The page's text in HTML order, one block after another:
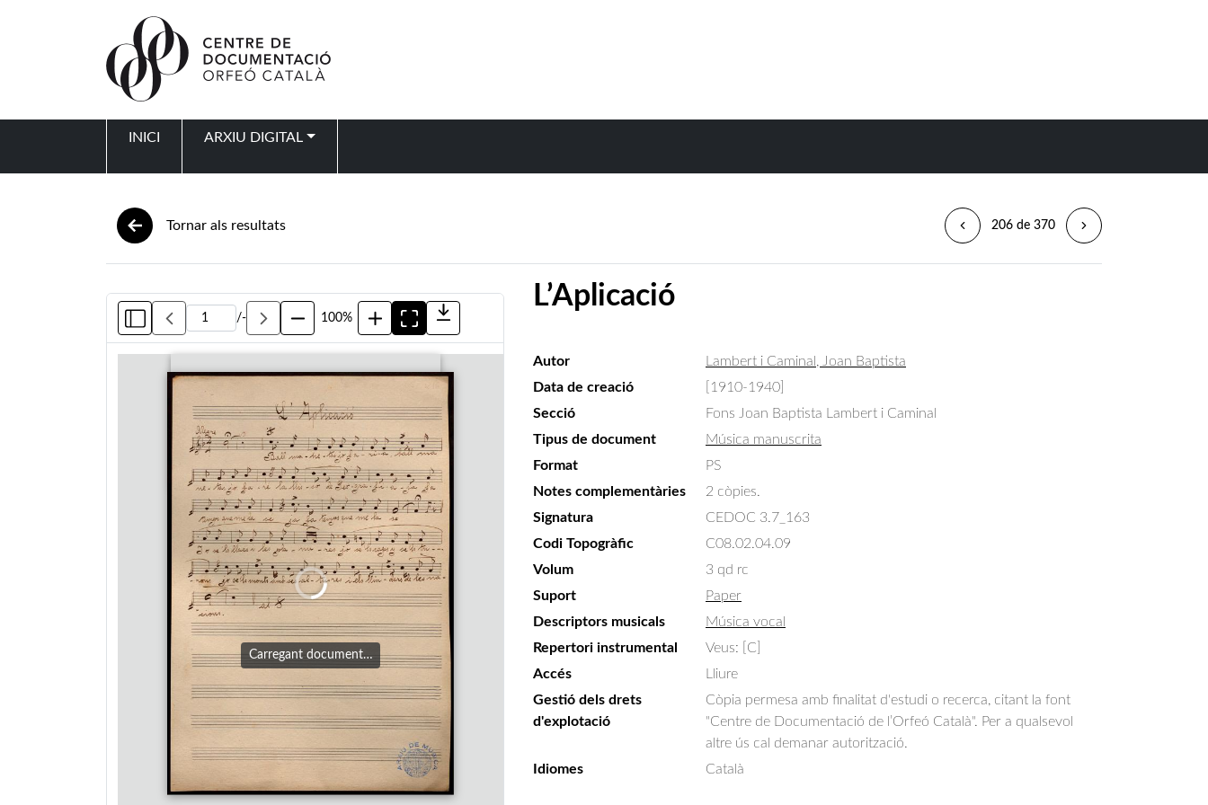
INICI ARXIU DIGITAL
Tornar als resultats 206 de 370
/- 100%
Carregant document…
L’Aplicació
Autor
Lambert i Caminal, Joan Baptista
Data de creació
[1910-1940]
Secció
Fons Joan Baptista Lambert i Caminal
Tipus de document
Música manuscrita
Format
PS
Notes complementàries
2 còpies.
Signatura
CEDOC 3.7_163
Codi Topogràfic
C08.02.04.09
Volum
3 qd rc
Suport
Paper
Descriptors musicals
Música vocal
Repertori instrumental
Veus: [C]
Accés
Lliure
Gestió dels drets
d'explotació
Còpia permesa amb finalitat d'estudi o recerca, citant la font
"Centre de Documentació de l’Orfeó Català". Per a qualsevol
altre ús cal demanar autorització.
Idiomes
Català